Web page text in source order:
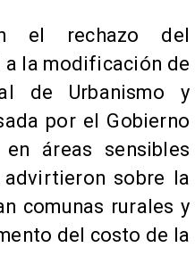
el rechazo del
la modificación de
de Urbanismo y
por el Gobierno
áreas sensibles
sobre la
comunas rurales y
del costo de la